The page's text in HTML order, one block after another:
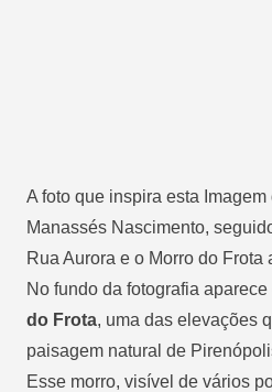
A foto que inspira esta
Manassés Nascimento,
Rua Aurora e o Morro do Frota
No fundo da fotografia
do Frota, uma das elevações
paisagem natural de
Esse morro, visível de vários